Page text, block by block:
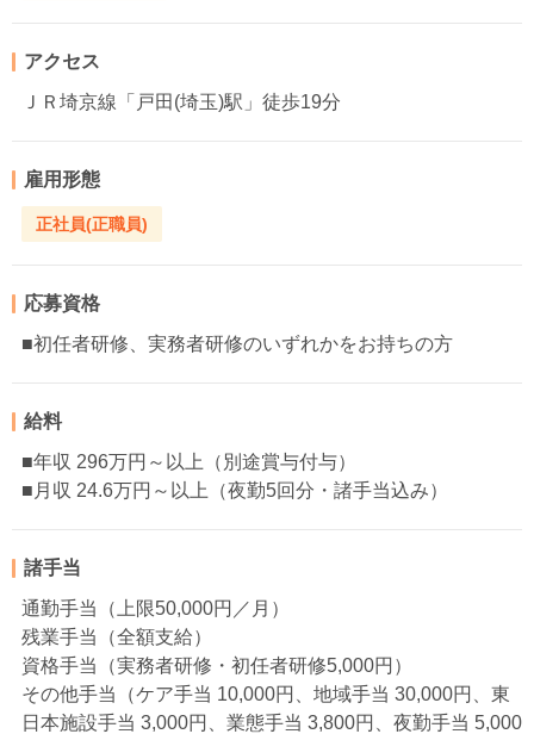
アクセス
ＪＲ埼京線「戸田(埼玉)駅」徒歩19分
雇用形態
正社員(正職員)
応募資格
■初任者研修、実務者研修のいずれかをお持ちの方
給料
■年収 296万円～以上（別途賞与付与）
■月収 24.6万円～以上（夜勤5回分・諸手当込み）
諸手当
通勤手当（上限50,000円／月）
残業手当（全額支給）
資格手当（実務者研修・初任者研修5,000円）
その他手当（ケア手当 10,000円、地域手当 30,000円、東
日本施設手当 3,000円、業態手当 3,800円、夜勤手当 5,000